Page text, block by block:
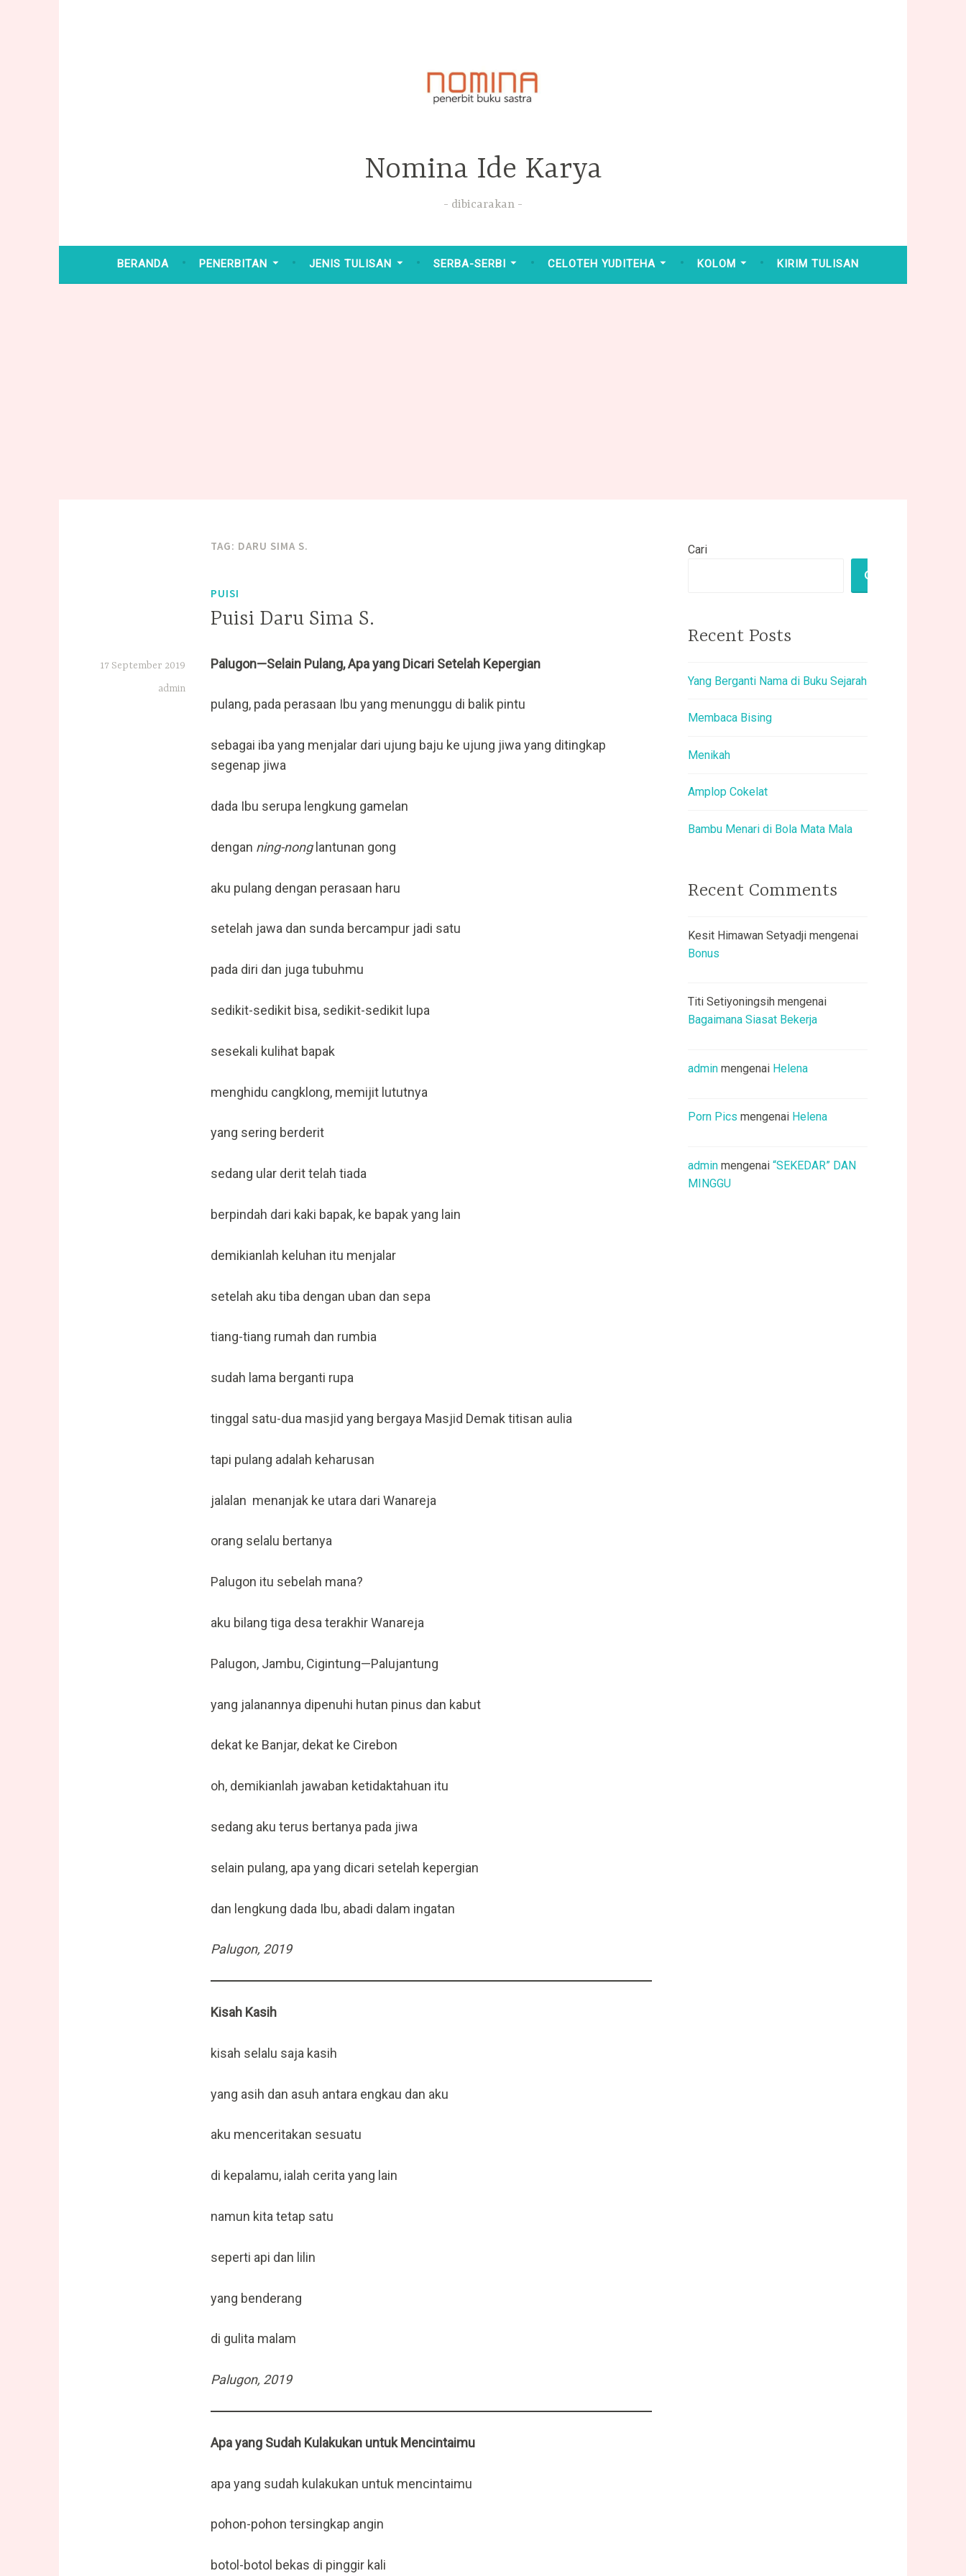
Nomina Ide Karya
dibicarakan
BERANDA PENERBITAN JENIS TULISAN SERBA-SERBI CELOTEH YUDITEHA KOLOM KIRIM TULISAN
TAG: DARU SIMA S.
PUISI
Puisi Daru Sima S.
17 September 2019
admin
Palugon—Selain Pulang, Apayang Dicari Setelah Kepergian
pulang, pada perasaan Ibu yang menunggu di balik pintu
sebagai iba yang menjalar dari ujung baju ke ujung jiwa yang ditingkap
segenap jiwa
dada Ibu serupa lengkung gamelan
dengan ning-nonglantunan gong
aku pulang dengan perasaan haru
setelah jawa dan sunda bercampur jadi satu
pada diri dan juga tubuhmu
sedikit-sedikit bisa, sedikit-sedikit lupa
sesekali kulihat bapak
menghidu cangklong, memijit lututnya
yang sering berderit
sedang ular derit telah tiada
berpindah dari kaki bapak, ke bapak yang lain
demikianlah keluhan itu menjalar
setelah aku tiba dengan uban dan sepa
tiang-tiang rumah dan rumbia
sudah lama berganti rupa
tinggal satu-dua masjid yang bergaya Masjid Demak titisan aulia
tapi pulang adalah keharusan
jalalan menanjak ke utara dari Wanareja
orang selalu bertanya
Palugon itu sebelah mana?
aku bilang tiga desa terakhir Wanareja
Palugon, Jambu, Cigintung—Palujantung
yang jalanannya dipenuhi hutan pinus dan kabut
dekat ke Banjar, dekat ke Cirebon
oh, demikianlah jawaban ketidaktahuan itu
sedang aku terus bertanya pada jiwa
selain pulang, apa yang dicari setelah kepergian
dan lengkung dada Ibu, abadi dalam ingatan
Palugon, 2019
Kisah Kasih
kisah selalu saja kasih
yang asih dan asuh antara engkau dan aku
aku menceritakan sesuatu
di kepalamu, ialah cerita yang lain
namun kita tetap satu
seperti api dan lilin
yang benderang
di gulita malam
Palugon, 2019
Apa yang Sudah Kulakukan untuk Mencintaimu
apa yang sudah kulakukan untuk mencintaimu
pohon-pohon tersingkap angin
botol-botol bekas di pinggir kali
Cari
CARI
Recent Posts
Yang Berganti Nama di Buku Sejarah
Membaca Bising
Menikah
Amplop Cokelat
Bambu Menari di Bola Mata Mala
Recent Comments
Kesit Himawan Setyadji mengenai
Bonus
Titi Setiyoningsih mengenai
Bagaimana Siasat Bekerja
admin mengenai Helena
Porn Pics mengenai Helena
admin mengenai “SEKEDAR” DAN
MINGGU